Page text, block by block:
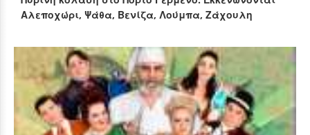
Αλεποχώρι, Ψάθα, Βενίζα, Λούμπα, Ζάχουλη